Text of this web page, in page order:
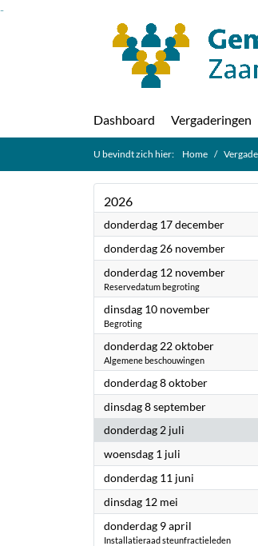
Ga naar de inhoud van deze pagina
Dashboard Vergaderingen
U bevindt zich hier: Home
2026
donderdag 17 december2026
donderdag 26 november2026
donderdag 12 november2026
Reservedatum begroting
dinsdag 10 november2026
Begroting
donderdag 22 oktober2026
Algemene beschouwingen
donderdag 8 oktober2026
dinsdag 8 september2026
donderdag 2 juli
woensdag 1 juli
donderdag 11 juni
dinsdag 12 mei
donderdag 9 april
Installatieraad steunfractieleden